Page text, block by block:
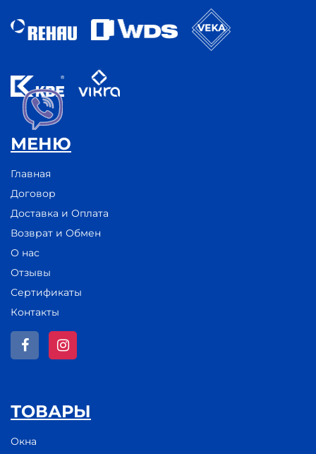
МЕНЮ
Главная
Договор
Доставка и Оплата
Возврат и Обмен
О нас
Отзывы
Сертификаты
Контакты
ТОВАРЫ
Окна